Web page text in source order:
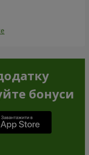
бонуси